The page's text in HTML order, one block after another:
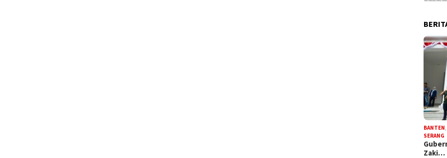
BANTEN,
SERANG
Zaki…